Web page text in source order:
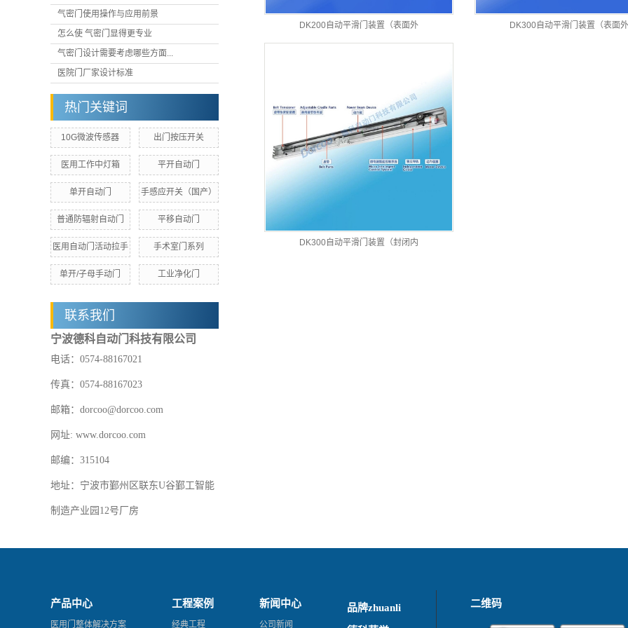
气密门使用操作与应用前景
怎么使 气密门显得更专业
气密门设计需要考虑哪些方面...
医院门厂家设计标准
热门关键词
10G微波传感器 出门按压开关
医用工作中灯箱 平开自动门
单开自动门 手感应开关（国产）
普通防辐射自动门 平移自动门
医用自动门活动拉手 手术室门系列
单开/子母手动门 工业净化门
联系我们
宁波德科自动门科技有限公司
电话：0574-88167021
传真：0574-88167023
邮箱：dorcoo@dorcoo.com
网址: www.dorcoo.com
邮编：315104
地址：宁波市鄞州区联东U谷鄞工智能
制造产业园12号厂房
DK200自动平滑门装置（表面外 DK300自动平滑门装置（表面外
DK300自动平滑门装置（封闭内
产品中心
医用门整体解决方案
工程案例
经典工程
新闻中心
公司新闻
品牌zhuanli 二维码